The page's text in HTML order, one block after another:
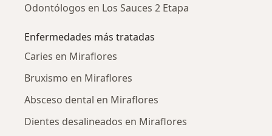
Odontólogos en Los Sauces 2 Etapa
Enfermedades más tratadas
Caries en Miraflores
Bruxismo en Miraflores
Absceso dental en Miraflores
Dientes desalineados en Miraflores